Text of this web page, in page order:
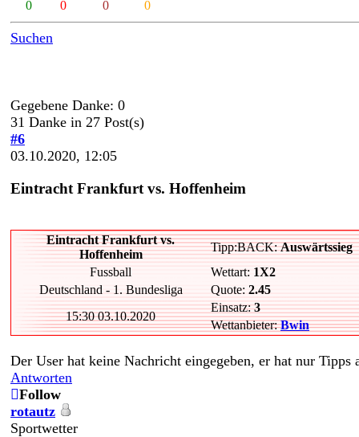
0
0 0 0
Suchen
Gegebene Danke: 0
31 Danke in 27 Post(s)
#6
03.10.2020, 12:05
Eintracht Frankfurt vs. Hoffenheim
Eintracht Frankfurt vs.
Hoffenheim
Tipp:BACK:Auswärtssieg
Fussball
Wettart: 1X2
Deutschland - 1. Bundesliga
Quote: 2.45
15:30 03.10.2020
Einsatz:3
Wettanbieter:Bwin
Der User hat keine Nachricht eingegeben, er hat nur Tipps
Antworten
Follow
rotautz
Sportwetter